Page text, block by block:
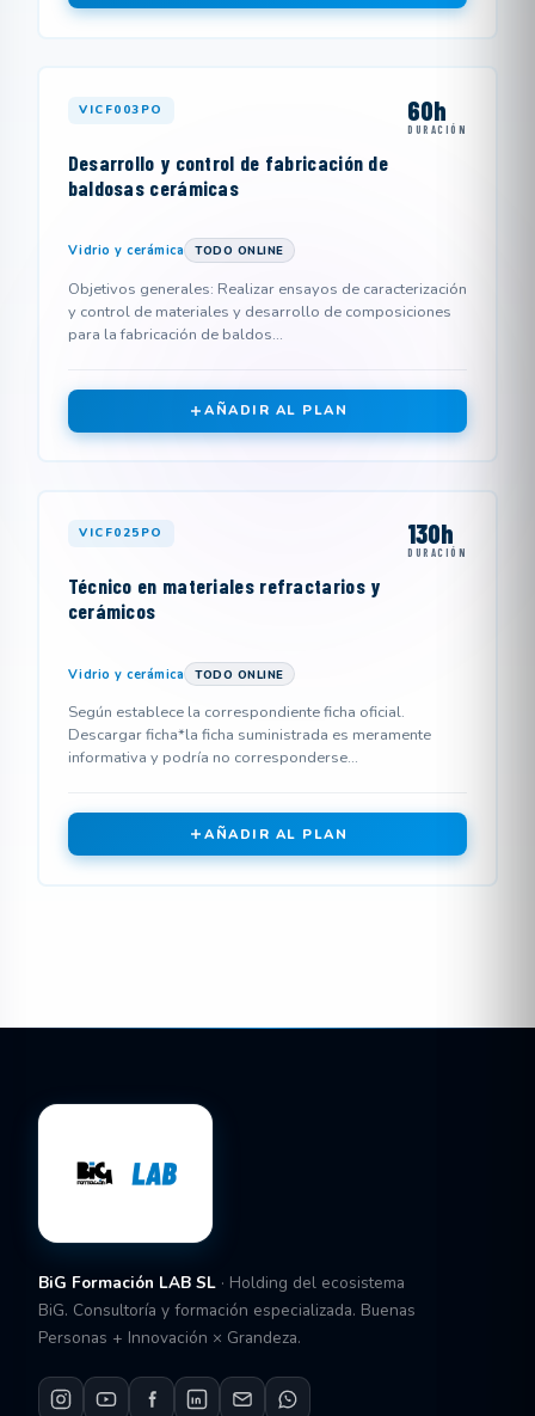
VICF003PO 60h
DURACIÓN
Desarrollo y control de fabricación de
baldosas cerámicas
Vidrio y cerámica TODO ONLINE
Objetivos generales: Realizar ensayos de caracterización
y control de materiales y desarrollo de composiciones
para la fabricación de baldos...
AÑADIR AL PLAN
VICF025PO 130h
DURACIÓN
Técnico en materiales refractarios y
cerámicos
Vidrio y cerámica TODO ONLINE
Según establece la correspondiente ficha oficial.
Descargar ficha*la ficha suministrada es meramente
informativa y podría no corresponderse...
AÑADIR AL PLAN
BiG Formación LAB SL · Holding del ecosistema
BiG. Consultoría y formación especializada. Buenas
Personas + Innovación × Grandeza.